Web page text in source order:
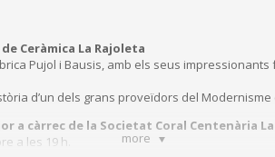
more
Ceràmica La Rajoleta
Pujol i Bausis, amb els seus
d’un dels grans proveïdors del Modernisme
a càrrec de la Societat Coral Centenària
a les 19 h.